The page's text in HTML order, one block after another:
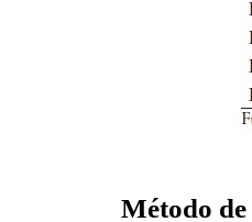
Método